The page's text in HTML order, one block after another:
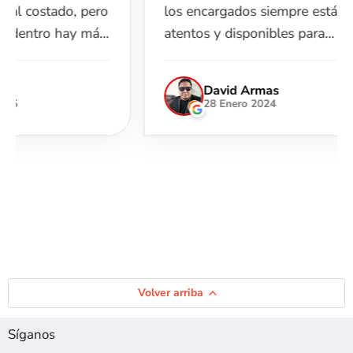
los encargados siempre están
atentos y disponibles para
David Armas
28 Enero 2024
Volver arriba
Síganos